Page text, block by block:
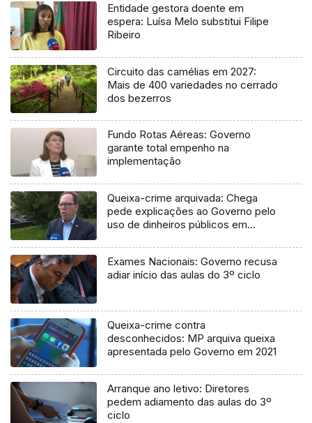
Entidade gestora doente em
espera: Luísa Melo substitui Filipe
Ribeiro
Circuito das camélias em 2027:
Mais de 400 variedades no cerrado
dos bezerros
Fundo Rotas Aéreas: Governo
garante total empenho na
implementação
Queixa-crime arquivada: Chega
pede explicações ao Governo pelo
uso de dinheiros públicos em
Exames Nacionais: Governo recusa
adiar início das aulas do 3º ciclo
Queixa-crime contra
desconhecidos: MP arquiva queixa
apresentada pelo Governo em 2021
Arranque ano letivo: Diretores
pedem adiamento das aulas do 3º
ciclo